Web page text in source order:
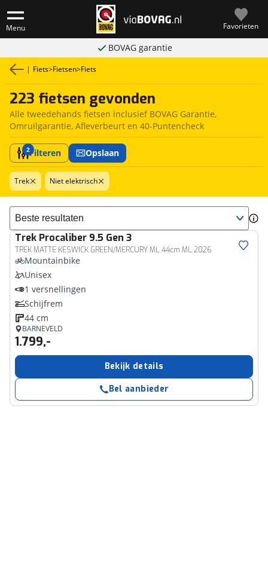
Menu Favorieten
BOVAG garantie
| Fiets>Fietsen>Fiets
223 fietsen gevonden
Alle tweedehands fietsen inclusief BOVAG Garantie,
Omruilgarantie, Afleverbeurt en 40-Puntencheck
2Filteren Opslaan
Trek Niet elektrisch
Sorteer resultaten
Trek Procaliber 9.5 Gen 3
TREK MATTE KESWICK GREEN/MERCURY ML 44cm ML 2026
Mountainbike
Unisex
1 versnellingen
Schijfrem
44 cm
BARNEVELD
1.799,-
Bekijk details
Bel aanbieder